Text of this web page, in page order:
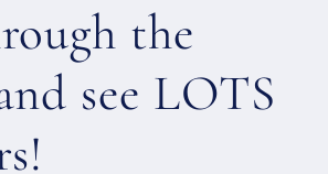
the
see LOTS